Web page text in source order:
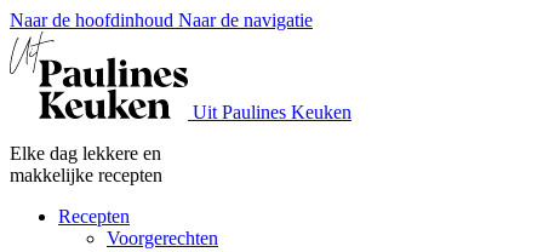
Naar de hoofdinhoud Naar de navigatie
Uit Paulines Keuken
Elke dag lekkere en
makkelijke recepten
Recepten
Voorgerechten